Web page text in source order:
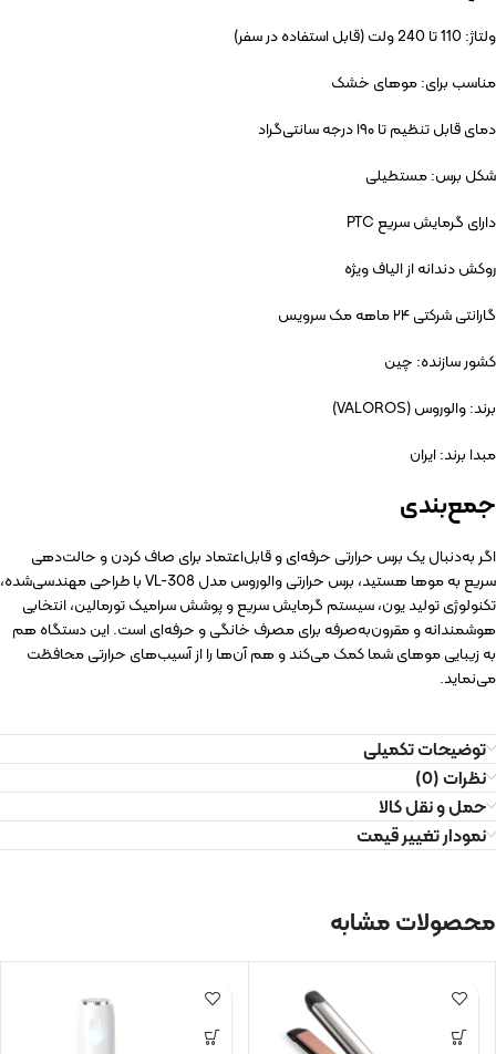
ولتاژ: 110 تا 240 ولت (قابل استفاده در سفر)
مناسب برای: موهای خشک
دمای قابل تنظیم تا ۱۹۰ درجه سانتی‌گراد
شکل برس: مستطیلی
دارای گرمایش سریع PTC
روکش دندانه از الیاف ویژه
گارانتی شرکتی ۲۴ ماهه مک سرویس
کشور سازنده: چین
برند: والوروس (VALOROS)
مبدا برند: ایران
جمع‌بندی
اگر به‌دنبال یک برس حرارتی حرفه‌ای و قابل‌اعتماد برای صاف کردن و حالت‌دهی
سریع به موها هستید، برس حرارتی والوروس مدل VL-308 با طراحی مهندسی‌شده،
تکنولوژی تولید یون، سیستم گرمایش سریع و پوشش سرامیک تورمالین، انتخابی
هوشمندانه و مقرون‌به‌صرفه برای مصرف خانگی و حرفه‌ای است. این دستگاه هم
به زیبایی موهای شما کمک می‌کند و هم آن‌ها را از آسیب‌های حرارتی محافظت
می‌نماید.
توضیحات تکمیلی
نظرات (0)
حمل و نقل کالا
نمودار تغییر قیمت
محصولات مشابه